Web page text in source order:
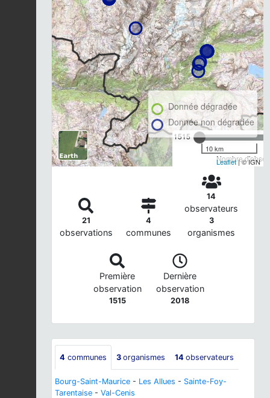
1515
Nombre
Donnée dégradée
Donnée non dégradée
10 km
Leaflet| © IGN
21
observations
4
communes
14
observateurs
3
organismes
Première
observation
1515
Dernière
observation
2018
4 communes 3 organismes 14 observateurs
Bourg-Saint-Maurice - Les Allues - Sainte-Foy-
Tarentaise - Val-Cenis